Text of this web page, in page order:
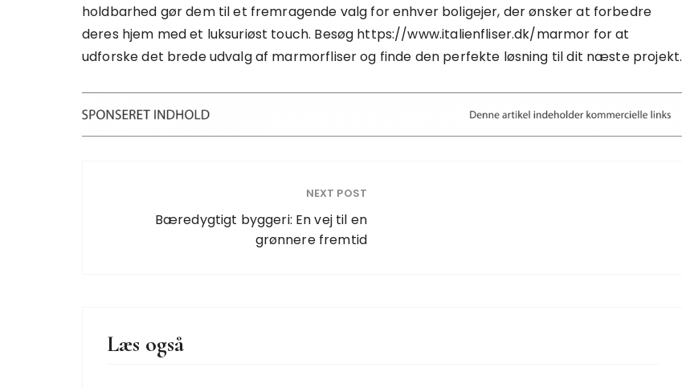
holdbarhed gør dem til et fremragende valg for enhver boligejer, der ønsker at forbedre
deres hjem med et luksuriøst touch. Besøg https://www.italienfliser.dk/marmor for at
udforske det brede udvalg af marmorfliser og finde den perfekte løsning til dit næste projekt.
NEXT POST
Bæredygtigt byggeri: En vej til en
grønnere fremtid
Læs også